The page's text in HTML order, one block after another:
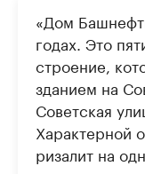
«Дом
годах. Это
строение,
зданием на
Советская
Характерной
ризалит на